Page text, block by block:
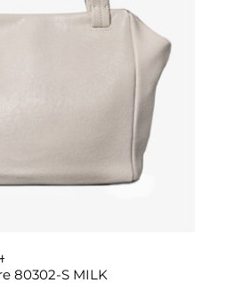
80302-S MILK